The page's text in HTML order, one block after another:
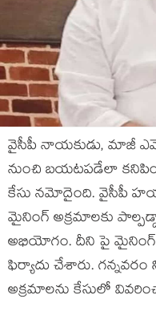
వైసీపీ నాయ‌కుడు, మాజీ
నుంచి బ‌య‌ట‌ప‌డేలా
కేసు న‌మోదైంది. వైసీపీ
మైనింగ్ అక్ర‌మాల‌కు
అభియోగం. దీని పై మైనింగ్
ఫిర్యాదు చేశారు.
అక్ర‌మాల‌ను కేసులో